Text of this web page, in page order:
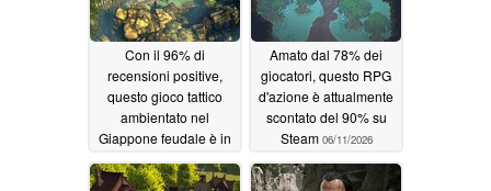
Con il 96% di
recensioni positive,
questo gioco tattico
ambientato nel
Giappone feudale è in
sconto del 90% su
Steam06/12/2026
Amato dal 78% dei
giocatori, questo RPG
d'azione è attualmente
scontato del 90% su
Steam 06/11/2026